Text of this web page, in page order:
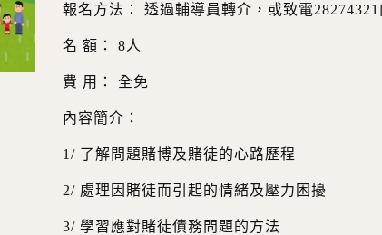
報名方法： 透過輔導員轉介，或致電
名 額： 8人
費 用： 全免
內容簡介：
1/ 了解問題賭博及賭徒的心路歷程
2/ 處理因賭徒而引起的情緒及壓力困擾
3/ 學習應對賭徒債務問題的方法